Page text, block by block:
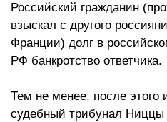
Российский гражданин
взыскал с другого
Франции) долг в
РФ банкротство ответчика.
Тем не менее, после этого
судебный трибунал